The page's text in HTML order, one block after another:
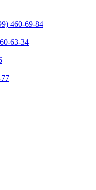
460-69-84
63-34
77